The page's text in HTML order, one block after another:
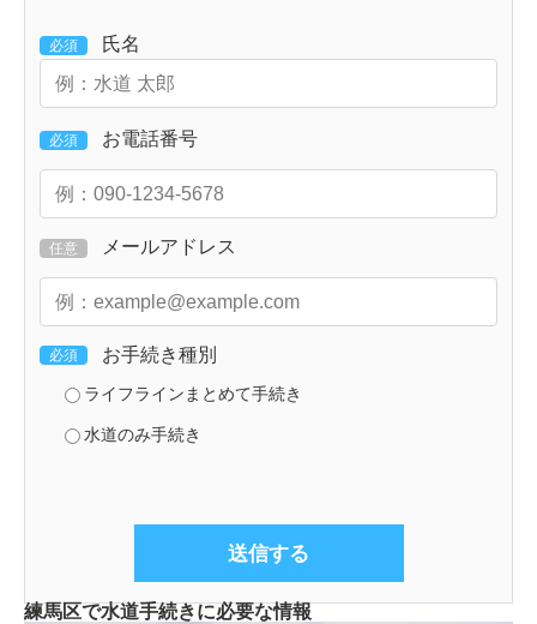
必須 氏名
必須 お電話番号
任意 メールアドレス
必須 お手続き種別
ライフラインまとめて手続き
水道のみ手続き
練馬区で水道手続きに必要な情報